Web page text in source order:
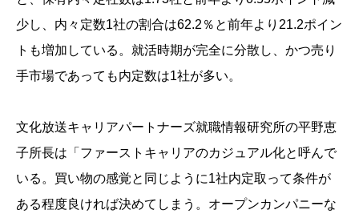
少し、内々定数1社の割合は62.2％と前年より21.2ポイン
トも増加している。就活時期が完全に分散し、かつ売り
手市場であっても内定数は1社が多い。
文化放送キャリアパートナーズ就職情報研究所の平野恵
子所長は「ファーストキャリアのカジュアル化と呼んで
いる。買い物の感覚と同じように1社内定取って条件が
ある程度良ければ決めてしまう。オープンカンパニーな